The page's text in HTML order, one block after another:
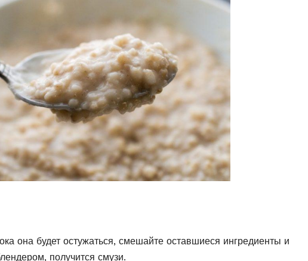
она будет остужаться, смешайте оставшиеся ингредиенты и
получится смузи.